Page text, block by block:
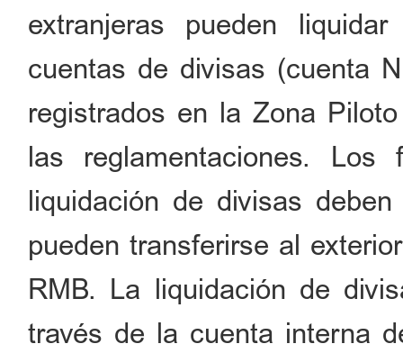
extranjeras pueden
cuentas de divisas (cuenta
registrados en la Zona
las reglamentaciones.
liquidación de divisas
pueden transferirse al
RMB. La liquidación de
través de la cuenta interna